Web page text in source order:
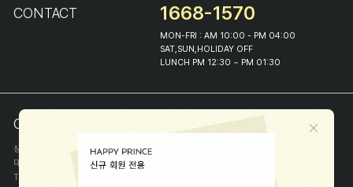
CONTACT 1668-1570
MON-FRI : AM 10:00 - PM 04:00
SAT,SUN,HOLIDAY OFF
LUNCH PM 12:30 ~ PM 01:30
COMPANY INFO
상호
(주)해피프린스
대표
이화진
TEL